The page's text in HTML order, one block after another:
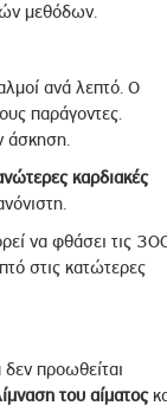
μεθόδων.
ανά λεπτό. Ο
παράγοντες.
άσκηση.
καρδιακές
να φθάσει τις
στις κατώτερες
προωθείται
του αίματος